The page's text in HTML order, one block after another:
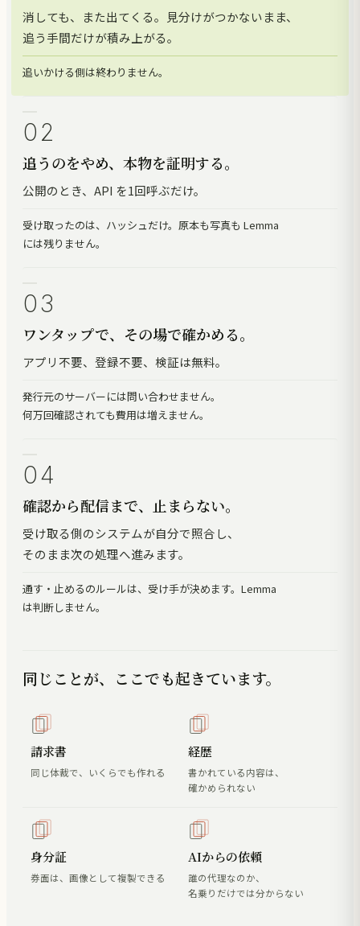
消しても、また出てくる。見分けがつかないまま、
追う手間だけが積み上がる。
追いかける側は終わりません。
02
追うのをやめ、本物を証明する。
公開のとき、API を1回呼ぶだけ。
受け取ったのは、ハッシュだけ。原本も写真も Lemma
には残りません。
03
ワンタップで、その場で確かめる。
アプリ不要、登録不要、検証は無料。
発行元のサーバーには問い合わせません。
何万回確認されても費用は増えません。
04
確認から配信まで、止まらない。
受け取る側のシステムが自分で照合し、
そのまま次の処理へ進みます。
通す・止めるのルールは、受け手が決めます。Lemma
は判断しません。
同じことが、ここでも起きています。
請求書
同じ体裁で、いくらでも作れる
経歴
書かれている内容は、
確かめられない
身分証
券面は、画像として複製できる
AIからの依頼
誰の代理なのか、
名乗りだけでは分からない